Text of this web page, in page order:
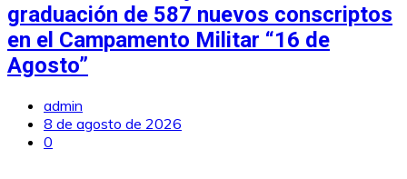
graduación de 587 nuevos conscriptos
en el Campamento Militar “16 de
Agosto”
admin
8 de agosto de 2026
0